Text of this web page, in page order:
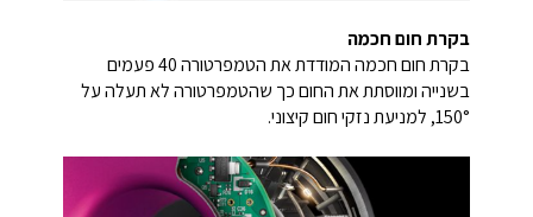
בקרת חום חכמה
בקרת חום חכמה המודדת את הטמפרטורה 40 פעמים
בשנייה ומווסתת את החום כך שהטמפרטורה לא תעלה על
150°, למניעת נזקי חום קיצוני.